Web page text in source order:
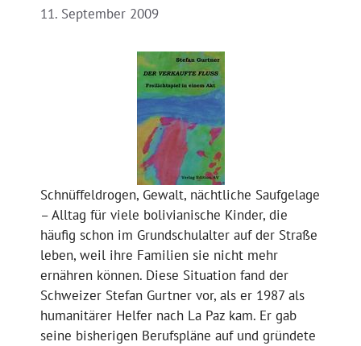
11. September 2009
Schnüffeldrogen, Gewalt, nächtliche Saufgelage
– Alltag für viele bolivianische Kinder, die
häufig schon im Grundschulalter auf der Straße
leben, weil ihre Familien sie nicht mehr
ernähren können. Diese Situation fand der
Schweizer Stefan Gurtner vor, als er 1987 als
humanitärer Helfer nach La Paz kam. Er gab
seine bisherigen Berufspläne auf und gründete